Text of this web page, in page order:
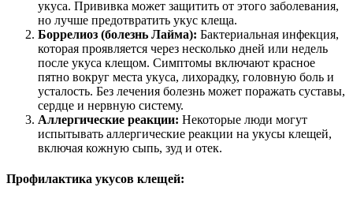
укуса. Прививка может защитить от этого заболевания,
но лучше предотвратить укус клеща.
Боррелиоз (болезнь Лайма): Бактериальная инфекция,
которая проявляется через несколько дней или недель
после укуса клещом. Симптомы включают красное
пятно вокруг места укуса, лихорадку, головную боль и
усталость. Без лечения болезнь может поражать суставы,
сердце и нервную систему.
Аллергические реакции: Некоторые люди могут
испытывать аллергические реакции на укусы клещей,
включая кожную сыпь, зуд и отек.
Профилактика укусов клещей: